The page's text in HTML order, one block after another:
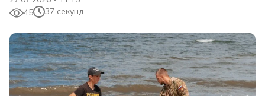
45
37 секунд